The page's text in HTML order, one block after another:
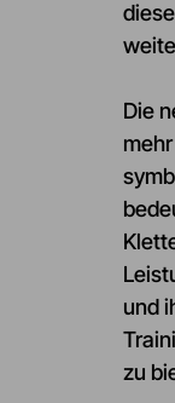
Die
und
zu